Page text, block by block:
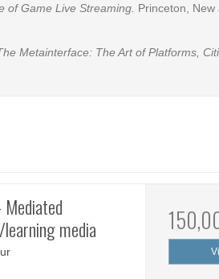
of Game Live Streaming. Princeton, New
Metainterface: The Art of Platforms,
media